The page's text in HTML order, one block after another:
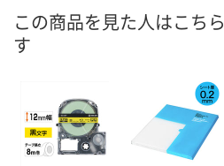
8月
この商品を見た人はこち
す